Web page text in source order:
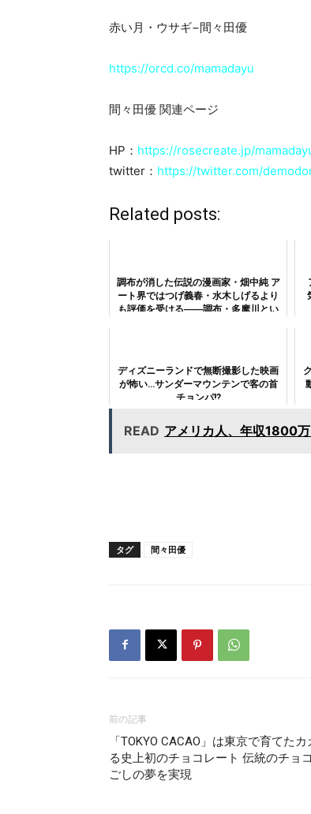
赤い月・ウサギ−間々田優
https://orcd.co/mamadayu
間々田優 関連ページ
HP： https://rosecreate.jp/
twitter： https://twitter.com/
Related posts:
調布が消した伝説の漫画家・畑中純 ア
ート界ではつげ義春・水木しげるより
も評価を受ける――調布・多摩川とい
ディズニーランドで無断撮影した映画
が怖い…サンダーマウンテンで客の首
チョンパ!?
READ アメリカ人、年収1800
タグ 間々田優
前の記事
「TOKYO CACAO」は東京で育てた
る史上初のチョコレート 伝統のチョ
ごしの夢を実現